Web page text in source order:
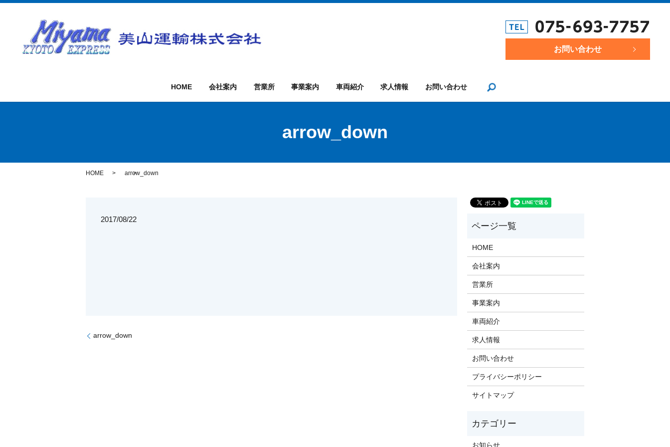
お問い合わせ
HOME 会社案内 営業所 事業案内 車両紹介 求人情報 お問い合わせ
arrow_down
HOME arrow_down
2017/08/22
arrow_down
HOME
会社案内
営業所
事業案内
車両紹介
求人情報
お問い合わせ
プライバシーポリシー
サイトマップ
お知らせ